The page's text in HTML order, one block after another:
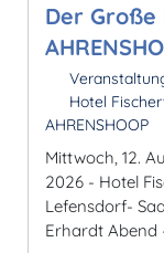
Der Große
Hotel
AHRENSHOOP
Mittwoch, 12.
2026 - Hotel
Lefensdorf-
Erhardt Abend